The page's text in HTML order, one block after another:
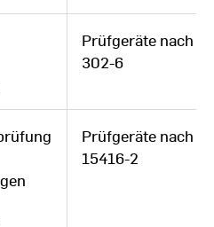
Prüfgeräte nach
302-6
Prüfgeräte nach
15416-2